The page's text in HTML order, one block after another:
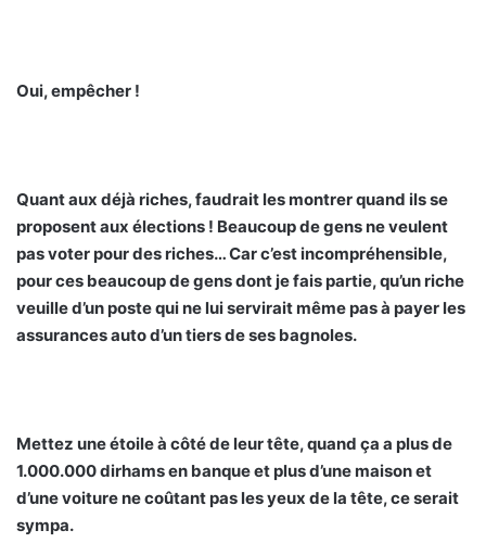
Oui, empêcher !
Quant aux déjà riches, faudrait les montrer quand ils se
proposent aux élections ! Beaucoup de gens ne veulent
pas voter pour des riches… Car c’est incompréhensible,
pour ces beaucoup de gens dont je fais partie, qu’un riche
veuille d’un poste qui ne lui servirait même pas à payer les
assurances auto d’un tiers de ses bagnoles.
Mettez une étoile à côté de leur tête, quand ça a plus de
1.000.000 dirhams en banque et plus d’une maison et
d’une voiture ne coûtant pas les yeux de la tête, ce serait
sympa.